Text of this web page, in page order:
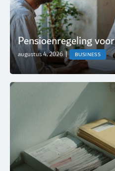
Pensioenregeling
augustus 4, 2026 | BUSINESS